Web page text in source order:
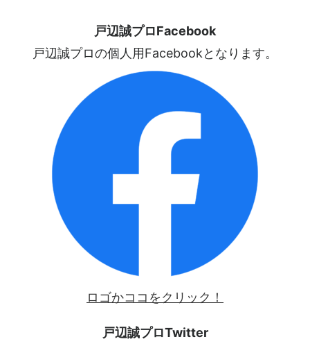
戸辺誠プロFacebook
戸辺誠プロの個人用Facebookとなります。
ロゴかココをクリック！
戸辺誠プロTwitter